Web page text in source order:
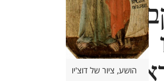
הושע, ציור של דוצ'יו